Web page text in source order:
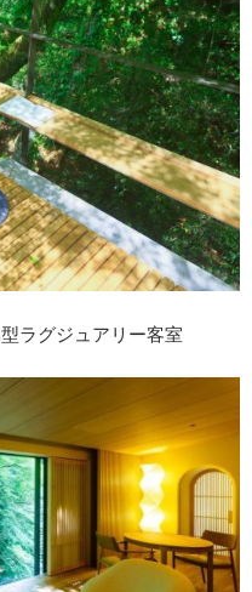
ラグジュアリー客室